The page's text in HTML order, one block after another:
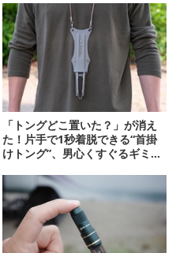
「トングどこ置いた？」が消え
た！片手で1秒着脱できる“首掛
けトング”、男心くすぐるギミッ